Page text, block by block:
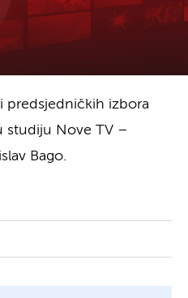
predsjedničkih izbora
studiju Nove TV –
Bago.